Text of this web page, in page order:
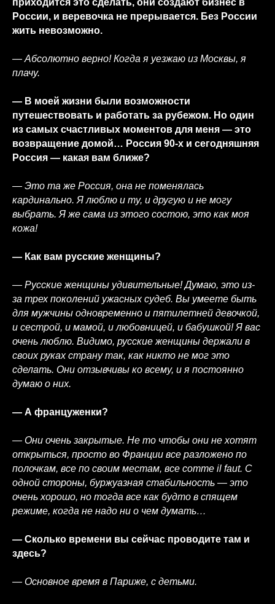
приходится это сделать, они создают бизнес в
России, и веревочка не прерывается. Без России
жить невозможно.
— Абсолютно верно! Когда я уезжаю из Москвы, я
плачу.
— В моей жизни были возможности
путешествовать и работать за рубежом. Но один
из самых счастливых моментов для меня — это
возвращение домой… Россия 90-х и сегодняшняя
Россия — какая вам ближе?
— Это та же Россия, она не поменялась
кардинально. Я люблю и ту, и другую и не могу
выбрать. Я же сама из этого состою, это как моя
кожа!
— Как вам русские женщины?
— Русские женщины удивительные! Думаю, это из-
за трех поколений ужасных судеб. Вы умеете быть
для мужчины одновременно и пятилетней девочкой,
и сестрой, и мамой, и любовницей, и бабушкой! Я вас
очень люблю. Видимо, русские женщины держали в
своих руках страну так, как никто не мог это
сделать. Они отзывчивы ко всему, и я постоянно
думаю о них.
— А француженки?
— Они очень закрытые. Не то чтобы они не хотят
открыться, просто во Франции все разложено по
полочкам, все по своим местам, все comme il faut. С
одной стороны, буржуазная стабильность — это
очень хорошо, но тогда все как будто в спящем
режиме, когда не надо ни о чем думать…
— Сколько времени вы сейчас проводите там и
здесь?
— Основное время в Париже, с детьми.